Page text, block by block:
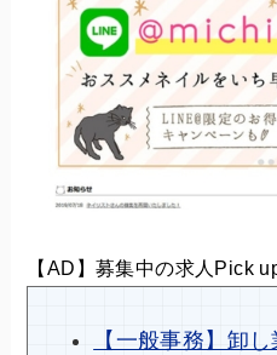
【AD】募集中の求人Pick
【一般事務】卸